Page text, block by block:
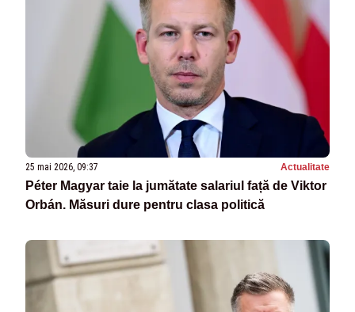
25 mai 2026, 09:37 Actualitate
Péter Magyar taie la jumătate salariul față de Viktor
Orbán. Măsuri dure pentru clasa politică